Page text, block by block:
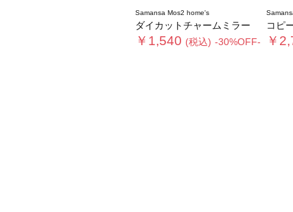
Samansa Mos2 home's
ダイカットチャームミラー
￥1,540 (税込) -30%OFF-
コピ
￥